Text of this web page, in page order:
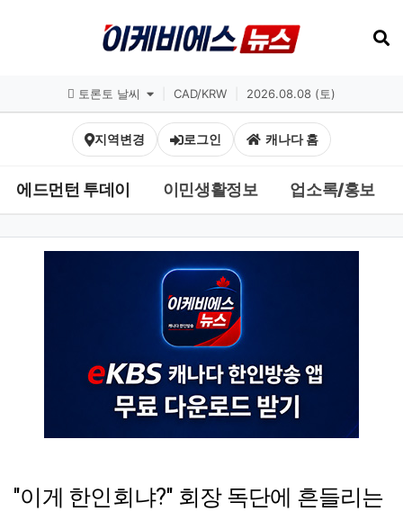
토론토 날씨 CAD/KRW 2026.08.08 (토)
지역변경 로그인 캐나다 홈
에드먼턴 투데이 이민생활정보 업소록/홍보
한인 커뮤니티 뉴스
"이게 한인회냐?" 회장 독단에 흔들리는